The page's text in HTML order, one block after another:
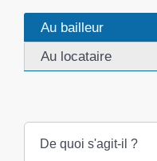
Au bailleur
Au locataire
De quoi s'agit-il ?